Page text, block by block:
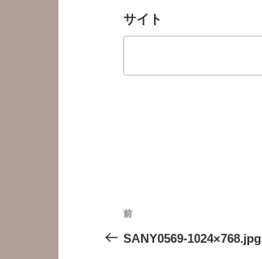
サイト
投
稿
前
の
前
SANY0569-1024×768.jpg